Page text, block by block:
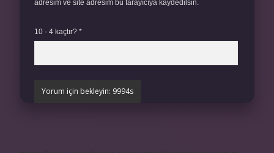
adresim ve site adresim bu tarayıcıya kaydedilsin.
10 - 4 kaçtır? *